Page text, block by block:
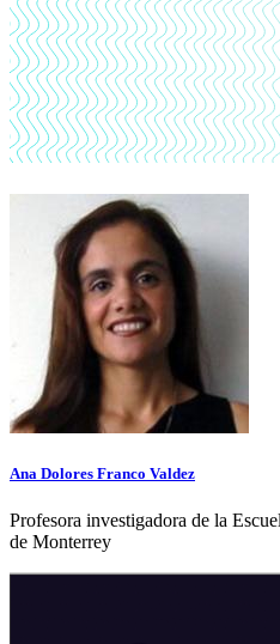
Ana Dolores Franco Valdez
Profesora investigadora de la
de Monterrey